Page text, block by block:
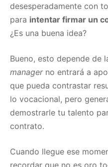
desesperadamente con
para intentar firmar un
¿Es una buena idea?
Bueno, esto depende de
managerno entrará a
que pueda contrastar
lo vocacional, pero
demostrarle tu talento
contrato.
Cuando llegue ese
recordar que no es oro